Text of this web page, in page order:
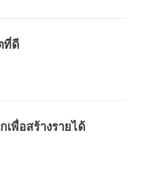
ที่ดี
พื่อสร้างรายได้